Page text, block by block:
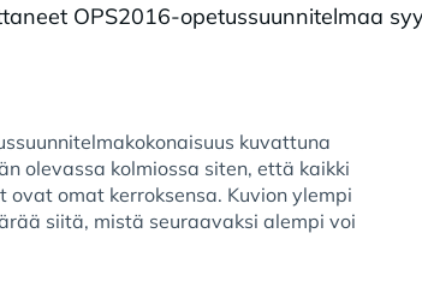
OPS2016-opetussuunnitelmaa